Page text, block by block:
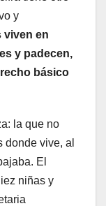
y
viven en
y padecen,
básico
la que no
vive, al
El
niñas y